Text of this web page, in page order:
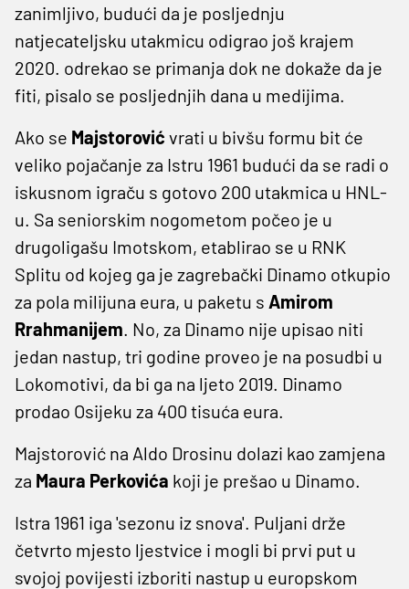
zanimljivo, budući da je posljednju
natjecateljsku utakmicu odigrao još krajem
2020. odrekao se primanja dok ne dokaže da je
fiti, pisalo se posljednjih dana u medijima.
Ako se Majstorović vrati u bivšu formu bit će
veliko pojačanje za Istru 1961 budući da se radi o
iskusnom igraču s gotovo 200 utakmica u HNL-
u. Sa seniorskim nogometom počeo je u
drugoligašu Imotskom, etablirao se u RNK
Splitu od kojeg ga je zagrebački Dinamo otkupio
za pola milijuna eura, u paketu s Amirom
Rrahmanijem . No, za Dinamo nije upisao niti
jedan nastup, tri godine proveo je na posudbi u
Lokomotivi, da bi ga na ljeto 2019. Dinamo
prodao Osijeku za 400 tisuća eura.
Majstorović na Aldo Drosinu dolazi kao zamjena
za Maura Perkovića koji je prešao u Dinamo.
Istra 1961 iga 'sezonu iz snova'. Puljani drže
četvrto mjesto ljestvice i mogli bi prvi put u
svojoj povijesti izboriti nastup u europskom